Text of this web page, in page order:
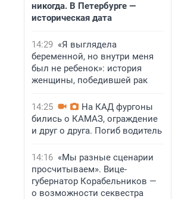
никогда. В Петербурге —
историческая дата
14:29 «Я выглядела
беременной, но внутри меня
был не ребенок»: история
женщины, победившей рак
14:25
На КАД фургоны
бились о КАМАЗ, ограждение
и друг о друга. Погиб водитель
14:16 «Мы разные сценарии
просчитываем». Вице-
губернатор Корабельников —
о возможности секвестра